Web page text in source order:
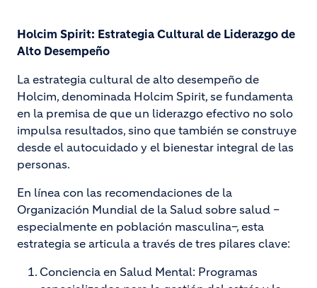
Holcim Spirit: Estrategia Cultural de Liderazgo de
Alto Desempeño
La estrategia cultural de alto desempeño de
Holcim, denominada Holcim Spirit, se fundamenta
en la premisa de que un liderazgo efectivo no solo
impulsa resultados, sino que también se construye
desde el autocuidado y el bienestar integral de las
personas.
En línea con las recomendaciones de la
Organización Mundial de la Salud sobre salud –
especialmente en población masculina–, esta
estrategia se articula a través de tres pilares clave:
Conciencia en Salud Mental: Programas